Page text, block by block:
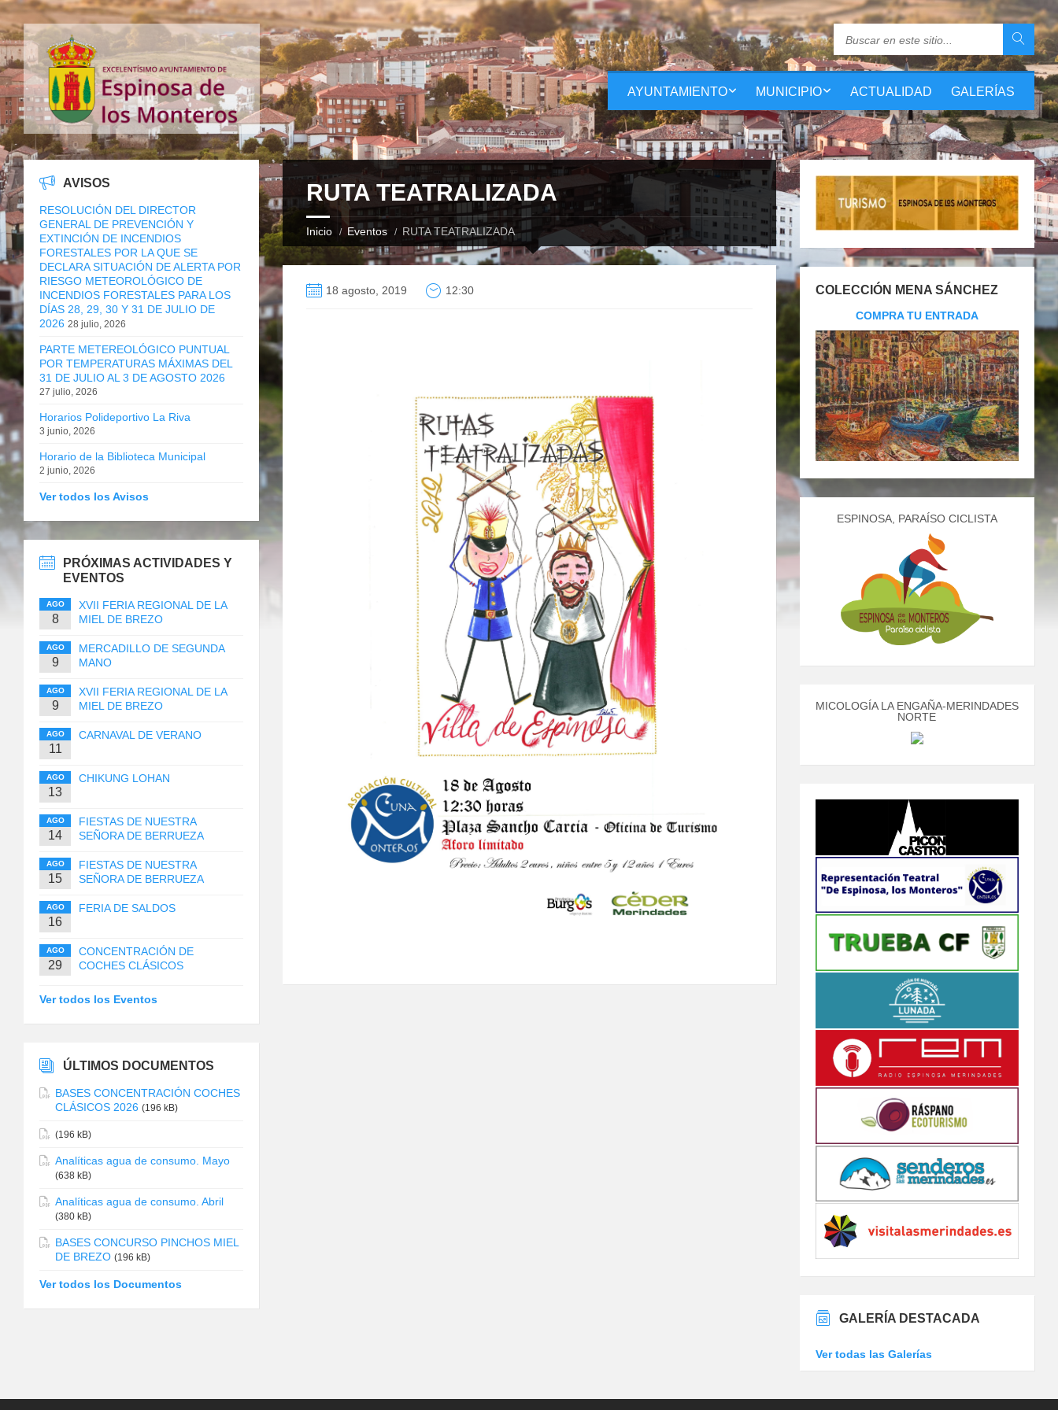
AYUNTAMIENTO MUNICIPIO ACTUALIDAD GALERÍAS
RUTA TEATRALIZADA
Inicio Eventos RUTA TEATRALIZADA
18 agosto, 2019 12:30
AVISOS
RESOLUCIÓN DEL DIRECTOR
GENERAL DE PREVENCIÓN Y
EXTINCIÓN DE INCENDIOS
FORESTALES POR LA QUE SE
DECLARA SITUACIÓN DE ALERTA POR
RIESGO METEOROLÓGICO DE
INCENDIOS FORESTALES PARA LOS
DÍAS 28, 29, 30 Y 31 DE JULIO DE
2026 28 julio, 2026
PARTE METEREOLÓGICO PUNTUAL
POR TEMPERATURAS MÁXIMAS DEL
31 DE JULIO AL 3 DE AGOSTO 2026
27 julio, 2026
Horarios Polideportivo La Riva
3 junio, 2026
Horario de la Biblioteca Municipal
2 junio, 2026
Ver todos los Avisos
PRÓXIMAS ACTIVIDADES Y
EVENTOS
AGO
8
XVII FERIA REGIONAL DE LA
MIEL DE BREZO
AGO
9
MERCADILLO DE SEGUNDA
MANO
AGO
9
XVII FERIA REGIONAL DE LA
MIEL DE BREZO
AGO
11
CARNAVAL DE VERANO
AGO
13
CHIKUNG LOHAN
AGO
14
FIESTAS DE NUESTRA
SEÑORA DE BERRUEZA
AGO
15
FIESTAS DE NUESTRA
SEÑORA DE BERRUEZA
AGO
16
FERIA DE SALDOS
AGO
29
CONCENTRACIÓN DE
COCHES CLÁSICOS
Ver todos los Eventos
ÚLTIMOS DOCUMENTOS
BASES CONCENTRACIÓN COCHES
CLÁSICOS 2026 (196 kB)
(196 kB)
Analíticas agua de consumo. Mayo
(638 kB)
Analíticas agua de consumo. Abril
(380 kB)
BASES CONCURSO PINCHOS MIEL
DE BREZO (196 kB)
Ver todos los Documentos
COLECCIÓN MENA SÁNCHEZ
COMPRA TU ENTRADA
ESPINOSA, PARAÍSO CICLISTA
MICOLOGÍA LA ENGAÑA-MERINDADES
NORTE
GALERÍA DESTACADA
Ver todas las Galerías